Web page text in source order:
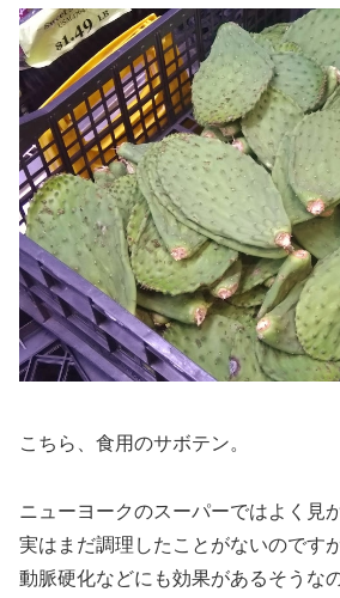
こちら、 食用のサボテン。
ニューヨークのスーパーではよく見
実はまだ調理したことがないのです
動脈硬化などにも効果があるそうな